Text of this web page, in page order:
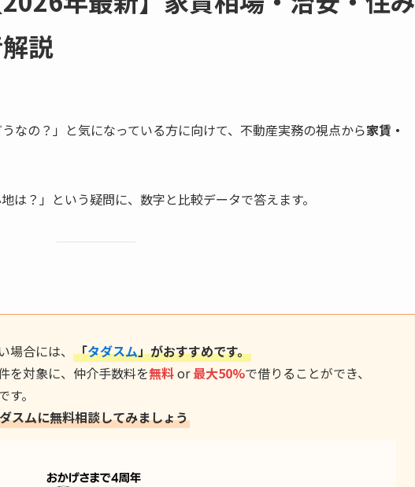
説
なの？」と気になっている方に向けて、不動産実務の視点から家賃・
は？」という疑問に、数字と比較データで答えます。
合には、 「タダスム」がおすすめです。
を対象に、仲介手数料を無料or最大50%で借りることができ、
。
スムに無料相談してみましょう